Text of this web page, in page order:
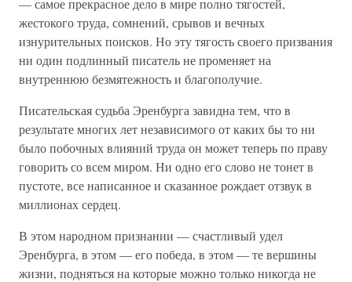
— самое прекрасное дело в мире полно тягостей,
жестокого труда, сомнений, срывов и вечных
изнурительных поисков. Но эту тягость своего призвания
ни один подлинный писатель не променяет на
внутреннюю безмятежность и благополучие.
Писательская судьба Эренбурга завидна тем, что в
результате многих лет независимого от каких бы то ни
было побочных влияний труда он может теперь по праву
говорить со всем миром. Ни одно его слово не тонет в
пустоте, все написанное и сказанное рождает отзвук в
миллионах сердец.
В этом народном признании — счастливый удел
Эренбурга, в этом — его победа, в этом — те вершины
жизни, подняться на которые можно только никогда не